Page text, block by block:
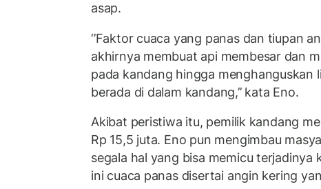
asap.
‘’Faktor cuaca yang panas dan tiupan
akhirnya membuat api membesar dan
pada kandang hingga menghanguskan
berada di dalam kandang,’’ kata Eno.
Akibat peristiwa itu, pemilik kandang
Rp 15,5 juta. Eno pun mengimbau
segala hal yang bisa memicu terjadinya
ini cuaca panas disertai angin kering